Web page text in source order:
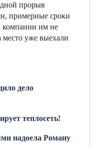
прорыв
примерные сроки
компании им не
уже выехали
дело
теплосеть!
надоела Роману